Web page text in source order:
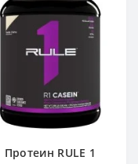
Протеин RULE 1